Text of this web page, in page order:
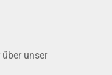
über unser